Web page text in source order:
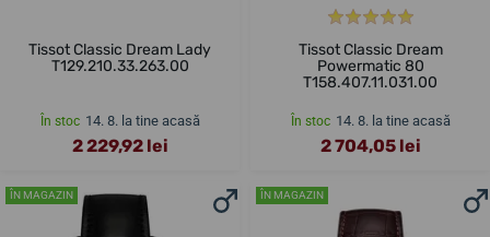
Tissot Classic Dream Lady
T129.210.33.263.00
În stoc 14. 8. la tine acasă
2 229,92 lei
Tissot Classic Dream
Powermatic 80
T158.407.11.031.00
În stoc 14. 8. la tine acasă
2 704,05 lei
ÎN MAGAZIN ÎN MAGAZIN